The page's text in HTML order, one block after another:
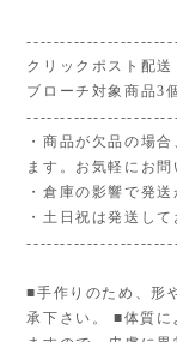
クリックポスト配送
ブローチ対象商品3
・商品が欠品の場
ます。お気軽にお問
・倉庫の影響で発
・土日祝は発送して
■手作りのため、形
承下さい。 ■体質に